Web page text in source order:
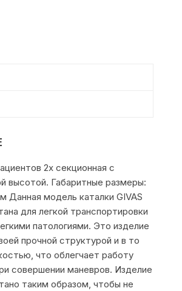
2х секционная с
высотой. Габаритные размеры:
Данная модель каталки GIVAS
для легкой транспортировки
патологиями. Это изделие
прочной структурой и в то
что облегчает работу
совершении маневров. Изделие
таким образом, чтобы не